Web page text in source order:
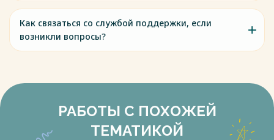
Как связаться со службой поддержки, если
возникли вопросы?
РАБОТЫ С ПОХОЖЕЙ
ТЕМАТИКОЙ